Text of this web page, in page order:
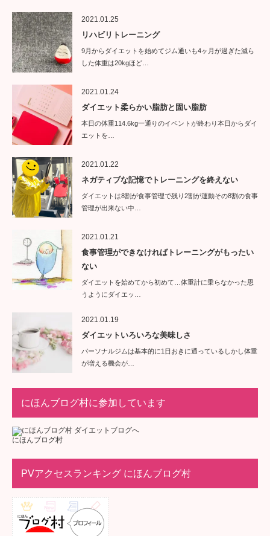
2021.01.25
リハビリトレーニング
9月からダイエットを始めてジム通いも4ヶ月が過ぎた減ら
した体重は20kgほど…
2021.01.24
ダイエット柔らかい脂肪と固い脂肪
本日の体重114.6kg一通りのイベントが終わり本日からダイ
エットを…
2021.01.22
ネガティブな記憶でトレーニングを終えない
ダイエットは8割が食事管理で残り2割が運動その8割の食事
管理が出来ない中…
2021.01.21
食事管理ができなければトレーニングがもったい
ない
ダイエットを始めてから初めて…体重計に乗らなかった思
うようにダイエッ…
2021.01.19
ダイエットいろいろな美味しさ
パーソナルジムは基本的に1日おきに通っているしかし体重
が増える機会が…
にほんブログ村に参加しています
にほんブログ村
PVアクセスランキング にほんブログ村